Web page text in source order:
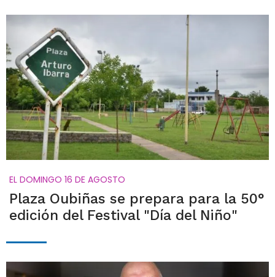
EL DOMINGO 16 DE AGOSTO
Plaza Oubiñas se prepara para la 50°
edición del Festival "Día del Niño"